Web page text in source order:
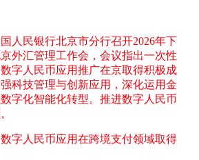
人民银行北京市分行召开2026年下
外汇管理工作会，会议指出一次性
字人民币应用推广在京取得积极成
科技管理与创新应用，深化运用金
字化智能化转型。推进数字人民币
字人民币应用在跨境支付领域取得